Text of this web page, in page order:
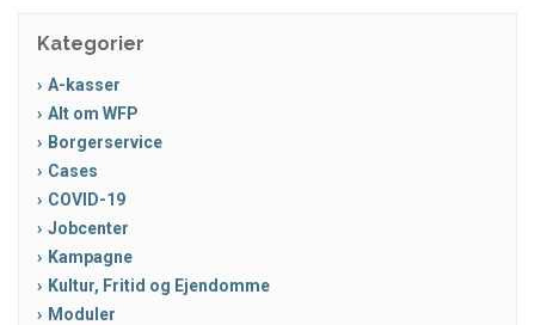
Kategorier
A-kasser
Alt om WFP
Borgerservice
Cases
COVID-19
Jobcenter
Kampagne
Kultur, Fritid og Ejendomme
Moduler